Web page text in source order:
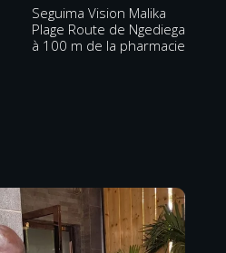
Seguima Vision Malika
Plage Route de Ngediega
à 100 m de la pharmacie